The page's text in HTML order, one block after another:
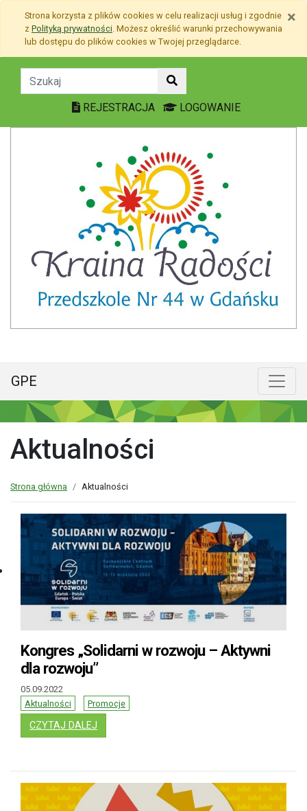
do treści
do menu
strony
×
Strona korzysta z plików cookies w celu realizacji usług i zgodnie
z Polityką prywatności. Możesz określić warunki przechowywania
lub dostępu do plików cookies w Twojej przeglądarce.
Aktualności -
REJESTRACJA LOGOWANIE
Menu główne
GPE
Aktualności
Strona główna Aktualności
Kongres „Solidarni w rozwoju – Aktywni
dla rozwoju”
05.09.2022
Aktualności
Promocje
CZYTAJ DALEJ